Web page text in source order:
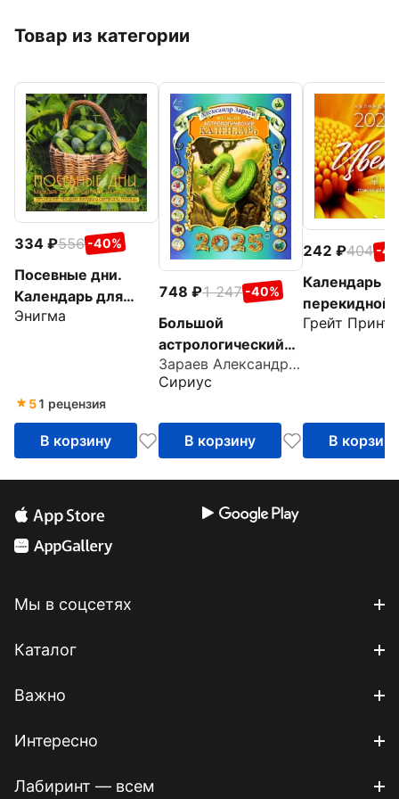
Товар из категории
334 556 -40%
Посевные дни.
Календарь для
огородников и
Энигма
51 рецензия
В корзину
748 1 247 -40%
Большой
астрологический
календарь на 2025
год
Зараев Александр Викторович
Сириус
В корзину
242 404 -
Календарь
перекидной
2025 год
Грейт Принт
В корзину
Мы в соцсетях
Каталог
Важно
Интересно
Лабиринт — всем